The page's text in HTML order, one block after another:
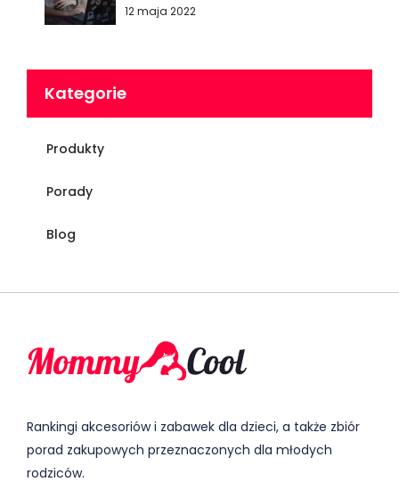
12 maja 2022
Kategorie
Produkty
Porady
Blog
Rankingi akcesoriów i zabawek dla dzieci, a także zbiór
porad zakupowych przeznaczonych dla młodych
rodziców.